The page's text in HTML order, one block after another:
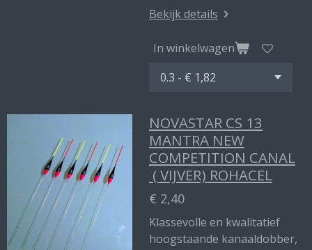
Bekijk details
In winkelwagen
NOVASTAR CS 13
MANTRA NEW
COMPETITION CANAL
( VIJVER) ROHACEL
€ 2,40
Klassevolle en kwalitatief
hoogstaande kanaaldobber,